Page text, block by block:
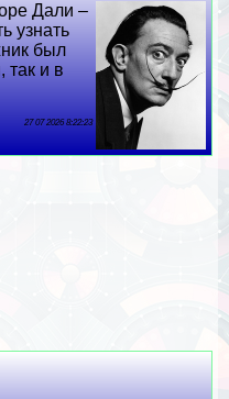
Дали –
узнать
был
так и в
27 07 2026 8:22:23